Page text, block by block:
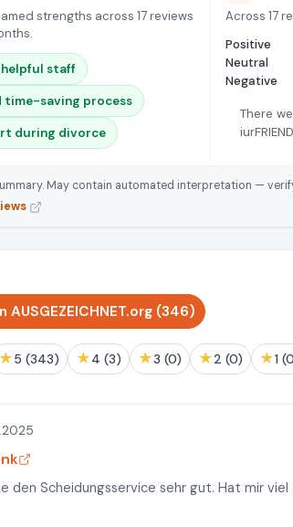
strengths across 17 reviews
staff
time-saving process
during divorce
Across 17
Positive
Neutral
Negative
There
May contain automated interpretation —
AUSGEZEICHNET.org (346)
★ 5 (343) ★ 4 (3) ★ 3 (0) ★ 2 (0) ★ 1
den Scheidungsservice sehr gut. Hat mir